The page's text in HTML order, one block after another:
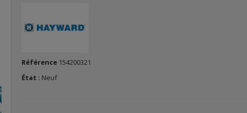
Référence 154200321
État : Neuf